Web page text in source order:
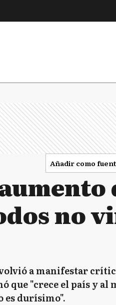
Añadir como
no
a manifestar
que "crece el país y al
es durísimo".